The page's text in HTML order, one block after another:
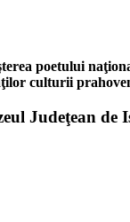
poetului
culturii
Judeţean de